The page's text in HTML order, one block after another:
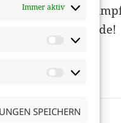
Immer aktiv
Statistiken
Marketing
SPEICHERN
heute 2.
trockene Runde!